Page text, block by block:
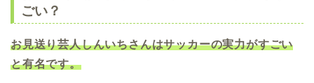
ごい？
お見送り芸人しんいちさんはサッカーの実力がすごい
と有名です。